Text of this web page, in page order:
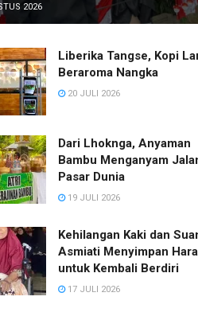
2026
Liberika Tangse, Kopi
Beraroma Nangka
20 JULI 2026
Dari Lhoknga, Anyaman
Bambu Menganyam
Pasar Dunia
19 JULI 2026
Kehilangan Kaki dan
Asmiati Menyimpan
untuk Kembali Berdiri
17 JULI 2026